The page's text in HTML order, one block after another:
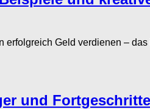
Geld verdienen – das
und